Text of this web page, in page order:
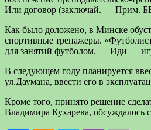
Или договор (заключай. — Прим.
Как было доложено, в Минске
спортивные тренажеры.
для занятий футболом. — Иди —
В следующем году планируется
ул.Даумана, ввести его в
Кроме того, принято решение
Владимира Кухарева, обсуждалось